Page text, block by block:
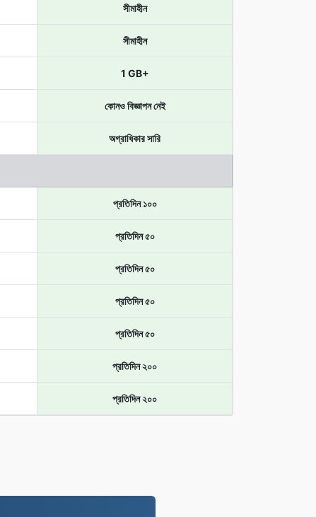
সীমাহীন
সীমাহীন
1 GB+
কোনও বিজ্ঞাপন নেই
অগ্রাধিকার সারি
প্রতিদিন ১০০
প্রতিদিন ৫০
প্রতিদিন ৫০
প্রতিদিন ৫০
প্রতিদিন ৫০
প্রতিদিন ২০০
প্রতিদিন ২০০